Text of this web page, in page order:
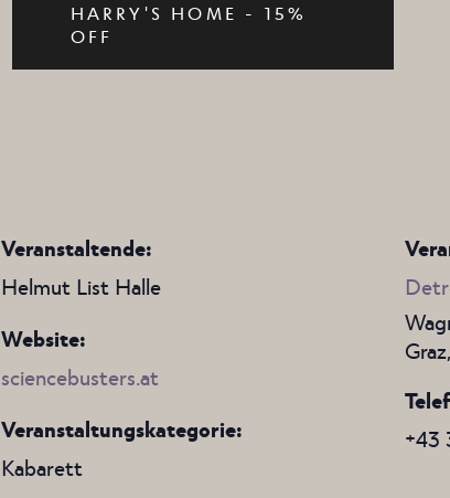
HARRY'S HOME - 15%
OFF
Veranstaltende:
Helmut List Halle
Website:
sciencebusters.at
Veranstaltungskategorie:
Kabarett
Graz
+43